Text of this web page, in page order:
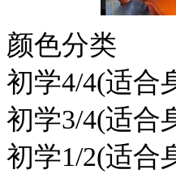
颜色分类
初学4/4(适合
初学3/4(适合
初学1/2(适合